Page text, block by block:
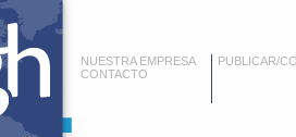
NUESTRA EMPRESA
CONTACTO
PUBLICAR/